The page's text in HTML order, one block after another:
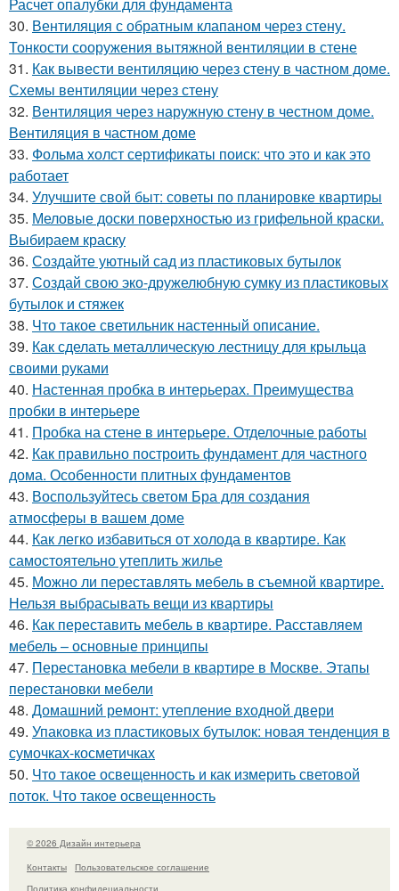
Расчет опалубки для фундамента
30. Вентиляция с обратным клапаном через стену.
Тонкости сооружения вытяжной вентиляции в стене
31. Как вывести вентиляцию через стену в частном доме.
Схемы вентиляции через стену
32. Вентиляция через наружную стену в честном доме.
Вентиляция в частном доме
33. Фольма холст сертификаты поиск: что это и как это
работает
34. Улучшите свой быт: советы по планировке квартиры
35. Меловые доски поверхностью из грифельной краски.
Выбираем краску
36. Создайте уютный сад из пластиковых бутылок
37. Создай свою эко-дружелюбную сумку из пластиковых
бутылок и стяжек
38. Что такое светильник настенный описание.
39. Как сделать металлическую лестницу для крыльца
своими руками
40. Настенная пробка в интерьерах. Преимущества
пробки в интерьере
41. Пробка на стене в интерьере. Отделочные работы
42. Как правильно построить фундамент для частного
дома. Особенности плитных фундаментов
43. Воспользуйтесь светом Бра для создания
атмосферы в вашем доме
44. Как легко избавиться от холода в квартире. Как
самостоятельно утеплить жилье
45. Можно ли переставлять мебель в съемной квартире.
Нельзя выбрасывать вещи из квартиры
46. Как переставить мебель в квартире. Расставляем
мебель – основные принципы
47. Перестановка мебели в квартире в Москве. Этапы
перестановки мебели
48. Домашний ремонт: утепление входной двери
49. Упаковка из пластиковых бутылок: новая тенденция в
сумочках-косметичках
50. Что такое освещенность и как измерить световой
поток. Что такое освещенность
© 2026 Дизайн интерьера
Контакты
Пользовательское соглашение
Политика конфидециальности